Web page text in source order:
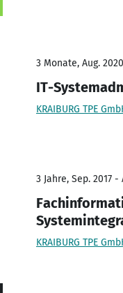
3 Monate, Aug.
IT-
KRAIBURG TPE
3 Jahre, Sep. 2017 -
KRAIBURG TPE